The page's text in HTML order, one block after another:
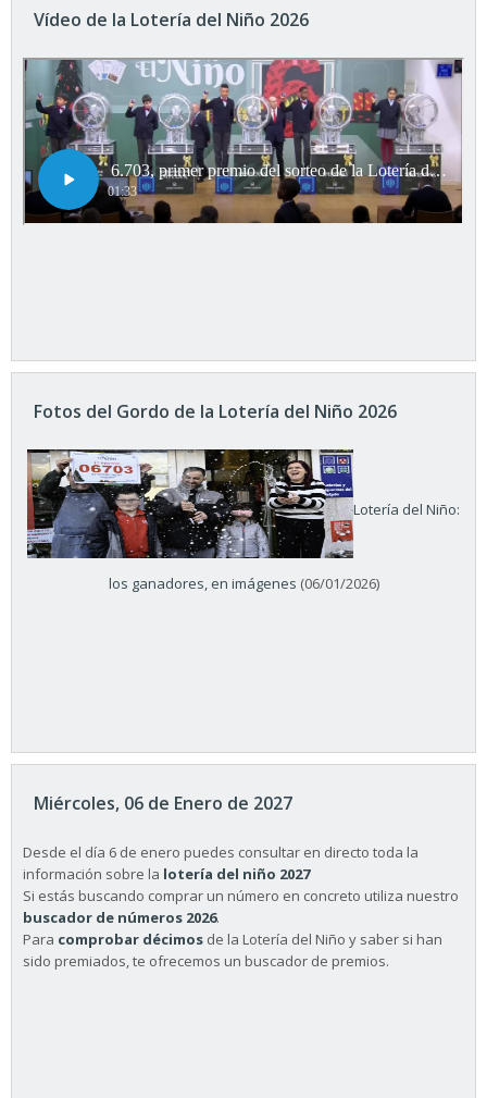
Vídeo de la Lotería del Niño 2026
Fotos del Gordo de la Lotería del Niño 2026
Lotería del Niño:
los ganadores, en imágenes (06/01/2026)
Miércoles, 06 de Enero de 2027
Desde el día 6 de enero puedes consultar en directo toda la
información sobre la lotería del niño 2027
Si estás buscando comprar un número en concreto utiliza nuestro
buscador de números 2026.
Para comprobar décimos de la Lotería del Niño y saber si han
sido premiados, te ofrecemos un buscador de premios.